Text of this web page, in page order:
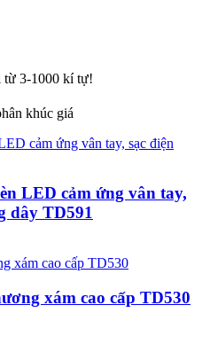
từ 3-1000 kí tự!
khúc giá
LED cảm ứng vân tay,
dây TD591
xám cao cấp TD530